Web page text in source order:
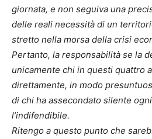
giornata, e non seguiva una
delle reali necessità di un
stretto nella morsa della crisi
Pertanto, la responsabilità se la
unicamente chi in questi quattro
direttamente, in modo
di chi ha assecondato silente
l’indifendibile.
Ritengo a questo punto che